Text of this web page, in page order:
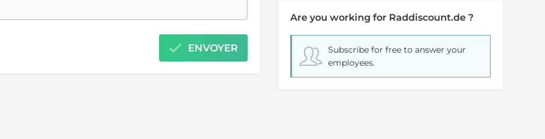
ENVOYER
Are you working for Raddiscount.de ?
Subscribe for freeto answer your
employees.